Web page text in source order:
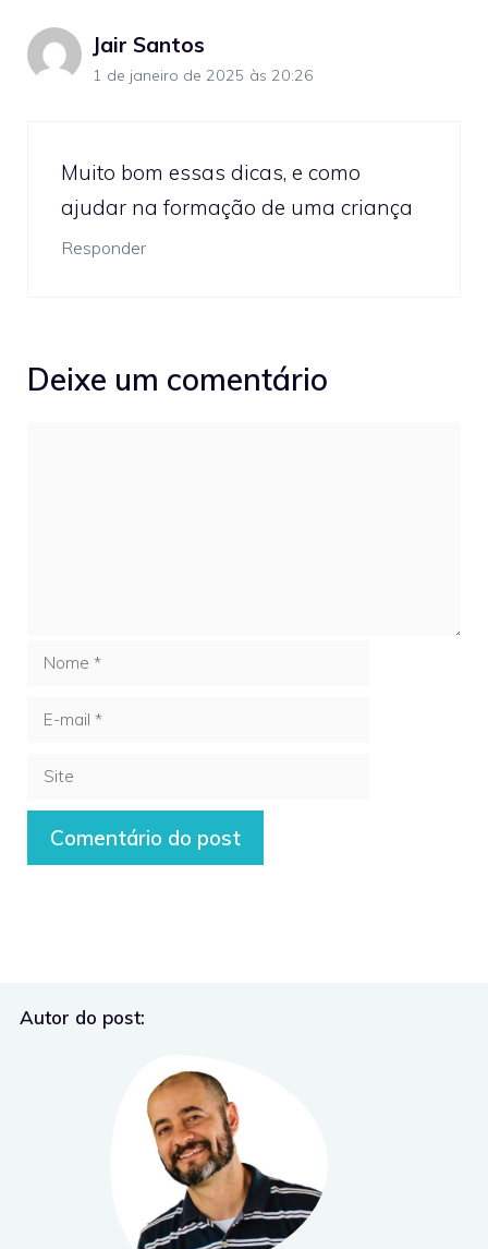
Jair Santos
1 de janeiro de 2025 às 20:26
Muito bom essas dicas, e como
ajudar na formação de uma criança
Responder
Deixe um comentário
Nome
E-
Site
Autor do post: